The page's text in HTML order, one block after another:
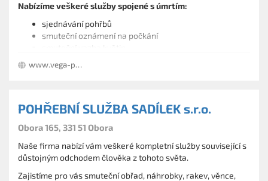
Nabízíme veškeré služby spojené s úmrtím:
sjednávání pohřbů
smuteční oznámení na počkání
urnové pomníky z přírodního kamene
www.vega-ps.cz
POHŘEBNÍ SLUŽBA SADÍLEK s.r.o.
Obora 165, 331 51 Obora
Naše firma nabízí vám veškeré kompletní služby související s
důstojným odchodem člověka z tohoto světa.
Zajistíme pro vás smuteční obřad, náhrobky, rakev, věnce,